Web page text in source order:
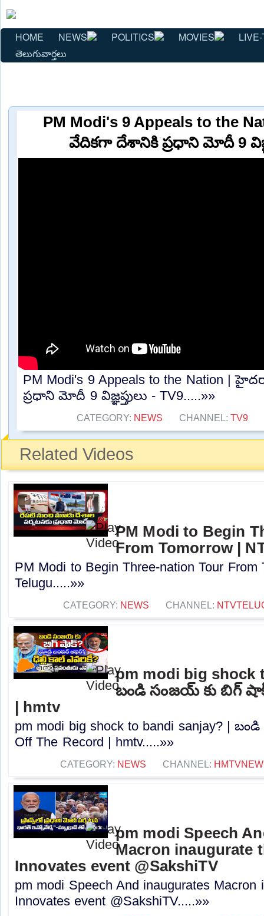
HOME NEWS POLITICS MOVIES
తెలుగువార్తలు
PM Modi's 9 Appeals to the
వేదికగా దేశానికి ప్రధాని మోదీ 9
PM Modi's 9 Appeals to the Nation |
ప్రధాని మోదీ 9 విజ్ఞప్తులు - TV9.....»»
CATEGORY: NEWS CHANNEL:TV9
Related Videos
PM Modi to Begin
From Tomorrow |
PM Modi to Begin Three-nation Tour From
Telugu.....»»
CATEGORY: NEWS CHANNEL:
pm modi big shock
బండి సంజయ్ కు బిగ్
| hmtv
pm modi big shock to bandi sanjay? |
Off The Record | hmtv.....»»
CATEGORY: NEWS CHANNEL:
pm modi Speech
Macron inaugurate
Innovates event @SakshiTV
pm modi Speech And inaugurates Macron
Innovates event @SakshiTV.....»»